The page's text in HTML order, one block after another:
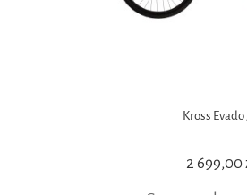
Kross Evado 5.0
2 699,00 zł